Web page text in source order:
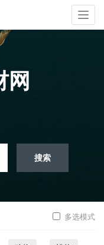
网
搜索
多选模式